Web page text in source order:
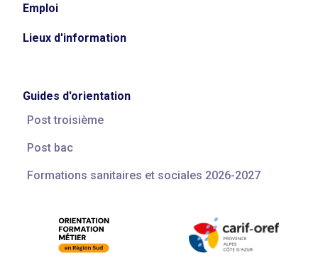
Emploi
Lieux d'information
Guides d'orientation
Post troisième
Post bac
Formations sanitaires et sociales 2026-2027